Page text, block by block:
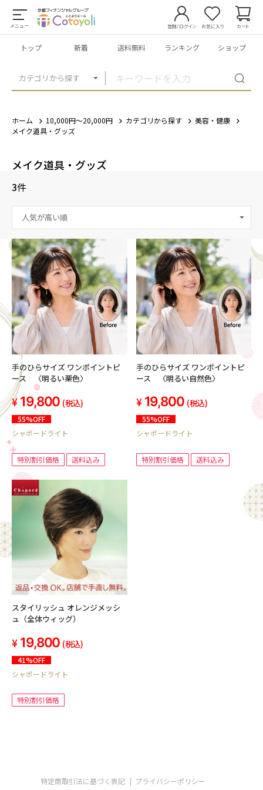
メニュー
カテゴリから探す
登録/ログイン お気に入り カート
トップ 新着 送料無料 ランキング ショップ
ホーム 10,000円～20,000円 カテゴリから探す
美容・健康
メイク道具・グッズ
メイク道具・グッズ
3件
手のひらサイズ ワンポイントピ
ース 〈明るい栗色〉
19,800 (税込)
55%OFF
シャポードライト
特別割引価格 送料込み
手のひらサイズ ワンポイントピ
ース 〈明るい自然色〉
19,800 (税込)
55%OFF
シャポードライト
特別割引価格 送料込み
スタイリッシュ オレンジメッシ
ュ（全体ウィッグ）
19,800 (税込)
41%OFF
シャポードライト
特別割引価格
特定商取引法に基づく表記 プライバシーポリシー